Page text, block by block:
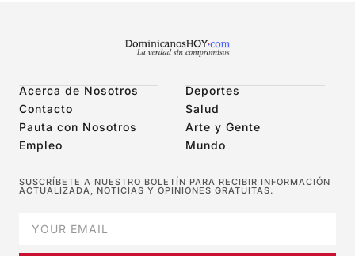
Acerca de Nosotros
Contacto
Pauta con Nosotros
Empleo
Deportes
Salud
Arte y Gente
Mundo
SUSCRÍBETE A NUESTRO BOLETÍN PARA RECIBIR INFORMACIÓN
ACTUALIZADA, NOTICIAS Y OPINIONES GRATUITAS.